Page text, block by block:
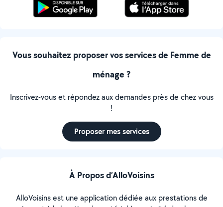
Vous souhaitez proposer vos services de Femme de
ménage ?
Inscrivez-vous et répondez aux demandes près de chez vous
!
Proposer mes services
À Propos d’AlloVoisins
AlloVoisins est une application dédiée aux prestations de